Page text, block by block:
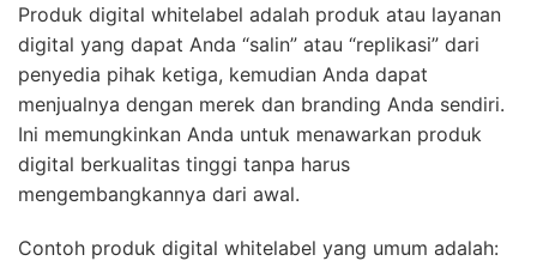
Produk digital whitelabel adalah produk atau layanan
digital yang dapat Anda “salin” atau “replikasi” dari
penyedia pihak ketiga, kemudian Anda dapat
menjualnya dengan merek dan branding Anda sendiri.
Ini memungkinkan Anda untuk menawarkan produk
digital berkualitas tinggi tanpa harus
mengembangkannya dari awal.
Contoh produk digital whitelabel yang umum adalah: